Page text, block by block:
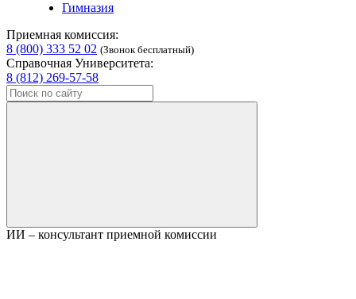
Гимназия
Приемная комиссия:
8 (800) 333 52 02 (Звонок бесплатный)
Справочная Университета:
8 (812) 269-57-58
ИИ – консультант приемной комиссии